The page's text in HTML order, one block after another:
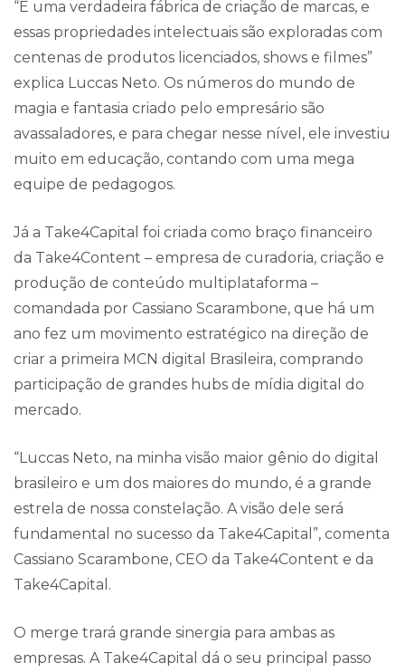
“É uma verdadeira fábrica de criação de marcas, e
essas propriedades intelectuais são exploradas com
centenas de produtos licenciados, shows e filmes”
explica Luccas Neto. Os números do mundo de
magia e fantasia criado pelo empresário são
avassaladores, e para chegar nesse nível, ele investiu
muito em educação, contando com uma mega
equipe de pedagogos.
Já a Take4Capital foi criada como braço financeiro
da Take4Content – empresa de curadoria, criação e
produção de conteúdo multiplataforma –
comandada por Cassiano Scarambone, que há um
ano fez um movimento estratégico na direção de
criar a primeira MCN digital Brasileira, comprando
participação de grandes hubs de mídia digital do
mercado.
“Luccas Neto, na minha visão maior gênio do digital
brasileiro e um dos maiores do mundo, é a grande
estrela de nossa constelação. A visão dele será
fundamental no sucesso da Take4Capital”, comenta
Cassiano Scarambone, CEO da Take4Content e da
Take4Capital.
O merge trará grande sinergia para ambas as
empresas. A Take4Capital dá o seu principal passo